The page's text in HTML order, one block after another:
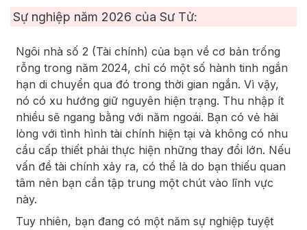
Sự nghiệp năm 2026 của Sư Tử:
Ngôi nhà số 2 (Tài chính) của bạn về cơ bản trống
rỗng trong năm 2024, chỉ có một số hành tinh ngắn
hạn di chuyển qua đó trong thời gian ngắn. Vì vậy,
nó có xu hướng giữ nguyên hiện trạng. Thu nhập ít
nhiều sẽ ngang bằng với năm ngoái. Bạn có vẻ hài
lòng với tình hình tài chính hiện tại và không có nhu
cầu cấp thiết phải thực hiện những thay đổi lớn. Nếu
vấn đề tài chính xảy ra, có thể là do bạn thiếu quan
tâm nên bạn cần tập trung một chút vào lĩnh vực
này.
Tuy nhiên, bạn đang có một năm sự nghiệp tuyệt